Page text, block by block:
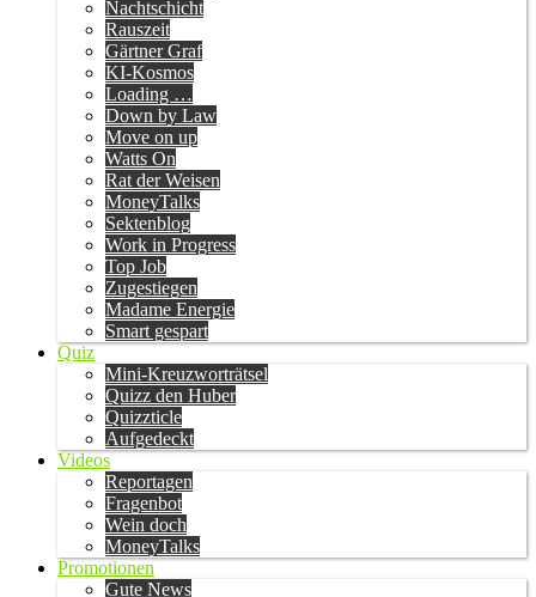
Nachtschicht
Rauszeit
Gärtner Graf
KI-Kosmos
Loading …
Down by Law
Move on up
Watts On
Rat der Weisen
MoneyTalks
Sektenblog
Work in Progress
Top Job
Zugestiegen
Madame Energie
Smart gespart
Quiz
Mini-Kreuzworträtsel
Quizz den Huber
Quizzticle
Aufgedeckt
Videos
Reportagen
Fragenbot
Wein doch
MoneyTalks
Promotionen
Gute News